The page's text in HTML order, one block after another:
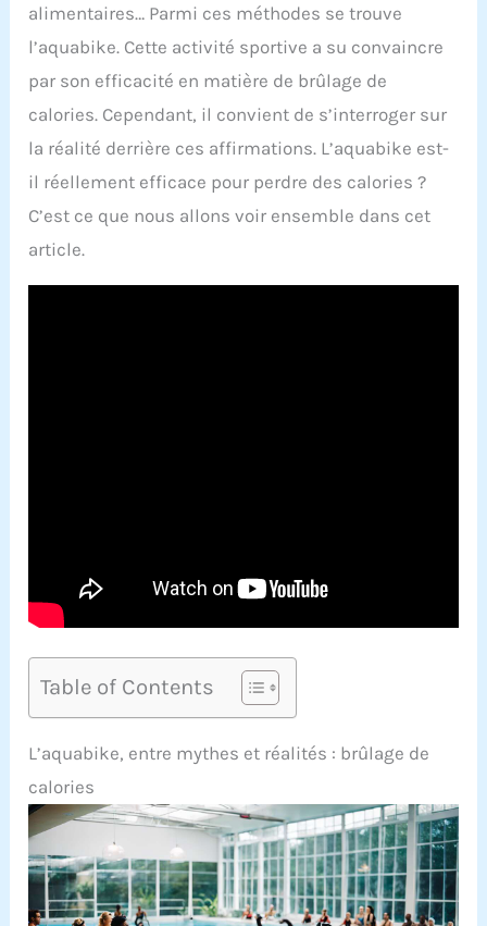
alimentaires… Parmi ces méthodes se trouve
l’aquabike. Cette activité sportive a su convaincre
par son efficacité en matière de brûlage de
calories. Cependant, il convient de s’interroger sur
la réalité derrière ces affirmations. L’aquabike est-
il réellement efficace pour perdre des calories ?
C’est ce que nous allons voir ensemble dans cet
article.
Table of Contents
L’aquabike, entre mythes et réalités : brûlage de
calories